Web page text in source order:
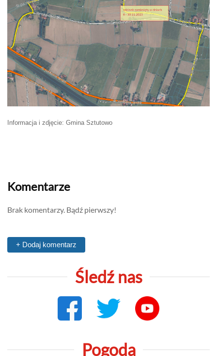
Informacja i zdjęcie: Gmina Sztutowo
Komentarze
Brak komentarzy. Bądź pierwszy!
+ Dodaj komentarz
Śledź nas
Pogoda